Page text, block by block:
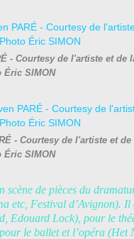
- Courtesy de l'artiste et de
Éric SIMON
- Courtesy de l'artiste et de
Éric SIMON
scène de pièces du
etc, Festival d’Avignon).
Edouard Lock), pour le
le ballet et l’opéra (Het